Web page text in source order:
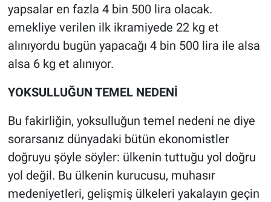
yapsalar en fazla 4 bin 500 lira olacak.
emekliye verilen ilk ikramiyede 22 kg et
alınıyordu bugün yapacağı 4 bin 500 lira ile alsa
alsa 6 kg et alınıyor.
YOKSULLUĞUN TEMEL NEDENİ
Bu fakirliğin, yoksulluğun temel nedeni ne diye
sorarsanız dünyadaki bütün ekonomistler
doğruyu şöyle söyler: ülkenin tuttuğu yol doğru
yol değil. Bu ülkenin kurucusu, muhasır
medeniyetleri, gelişmiş ülkeleri yakalayın geçin